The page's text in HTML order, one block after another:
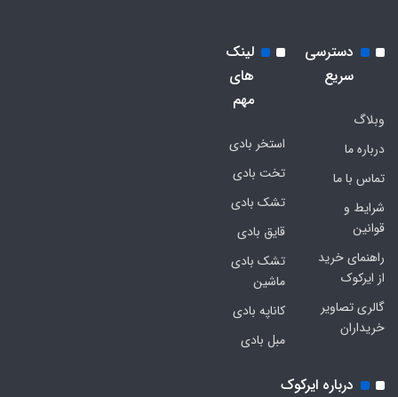
دسترسی
سریع
وبلاگ
درباره ما
تماس با ما
شرایط و
قوانین
راهنمای خرید
از ایرکوک
گالری تصاویر
خریداران
لینک
های
مهم
استخر بادی
تخت بادی
تشک بادی
قایق بادی
تشک بادی
ماشین
کاناپه بادی
مبل بادی
درباره ایرکوک